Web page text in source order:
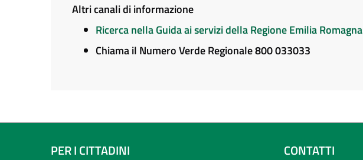
Altri canali di informazione
Ricerca nella Guida ai servizi della Regione Emilia Romagna
Chiama il Numero Verde Regionale 800 033033
PER I CITTADINI CONTATTI